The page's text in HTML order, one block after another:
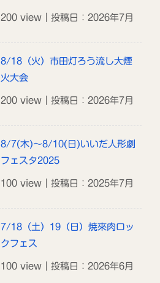
200 view｜投稿日：2026年7月
8/18（火）市田灯ろう流し大煙
火大会
200 view｜投稿日：2026年7月
8/7(木)～8/10(日)いいだ人形劇
フェスタ2025
100 view｜投稿日：2025年7月
7/18（土）19（日）焼來肉ロッ
クフェス
100 view｜投稿日：2026年6月